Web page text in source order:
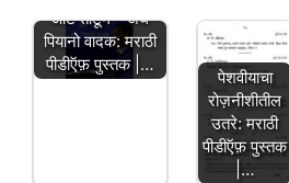
आर्ट ताटूम - अंध
पियानो वादक: मराठी
पीडीऍफ़ पुस्तक |…
पेशवीयाचा
रोज़नीशीतील
उतरे: मराठी
पीडीऍफ़ पुस्तक
|…